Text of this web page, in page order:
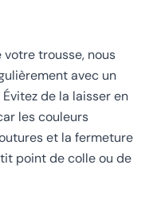
trousse, nous
avec un
de la laisser en
les couleurs
et la fermeture
point de colle ou de